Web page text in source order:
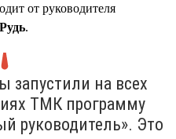
от руководителя
.
запустили на всех
ТМК программу
руководитель». Это